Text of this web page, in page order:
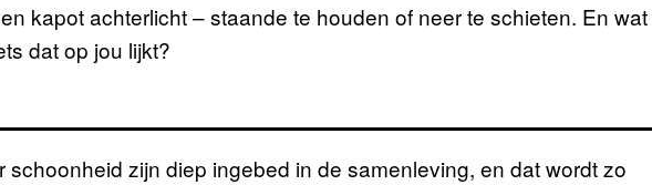
kapot achterlicht – staande te houden of neer te schieten. En wat
dat op jou lijkt?
schoonheid zijn diep ingebed in de samenleving, en dat wordt zo